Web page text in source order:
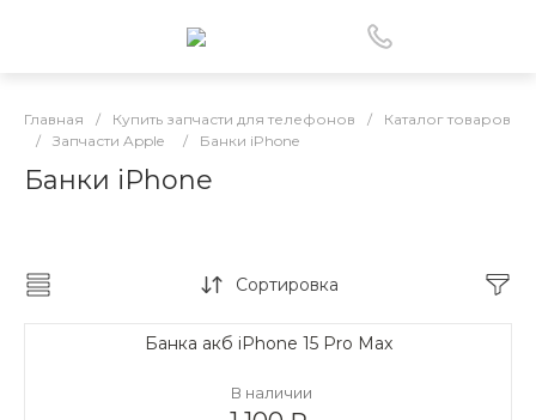
Главная / Купить запчасти для телефонов /
Каталог товаров
/
Запчасти Apple / Банки iPhone
Банки iPhone
Сортировка
Банка акб iPhone 15 Pro Max
В наличии